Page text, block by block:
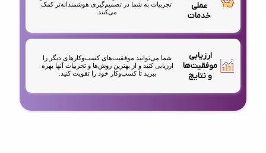
عملی
خدمات
تجربیات به شما در تصمیم‌گیری هوشمندانه‌تر کمک
می‌کنند.
ارزیابی
موفقیت‌ها
و نتایج
شما می‌توانید موفقیت‌های کسب‌وکارهای دیگر را
ارزیابی کنید و از بهترین روش‌ها و تجربیات آنها بهره
ببرید تا کسب‌وکار خود را تقویت کنید.